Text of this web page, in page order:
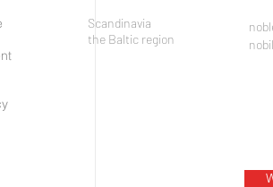
Scandinavia
the Baltic region